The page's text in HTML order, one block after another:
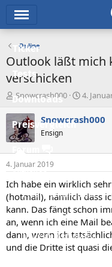
Ticker
Tests
Downloads
Preisvergleich
Forum
Aktuelles
Empfohlene Inhalte
Neue Beiträge
Neueste Aktivitäten
Online
Outlook läßt mich
verschicken
E
r
s
t
e
e
r
Snowcrash000
E
s
t
a
m
4.
Snowcrash000
Ensign
4. Januar 2019
Ich habe ein wirklich
(hotmail), nämlich dass
kann. Das fängt schon
an, wenn ich eine Mail
dann, wenn ich
und die Dritte ist quasi